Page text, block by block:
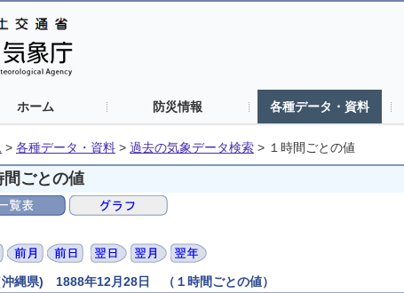
ホーム 防災情報 各種データ・資料
> 各種データ・資料 > 過去の気象データ検索 > １時間ごとの値
間ごとの値
沖縄県) 1888年12月28日 （１時間ごとの値）